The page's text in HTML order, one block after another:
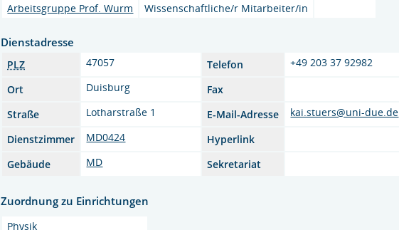
Arbeitsgruppe Prof. Wurm
Wissenschaftliche/r Mitarbeiter/in
Dienstadresse
PLZ 47057 Telefon
+49 203 37 92982
Ort
Duisburg
Fax
Straße
Lotharstraße 1 E-Mail-Adresse
kai.stuers@uni-due.de
Dienstzimmer
MD0424
Hyperlink
Gebäude
MD Sekretariat
Zuordnung zu Einrichtungen
Physik